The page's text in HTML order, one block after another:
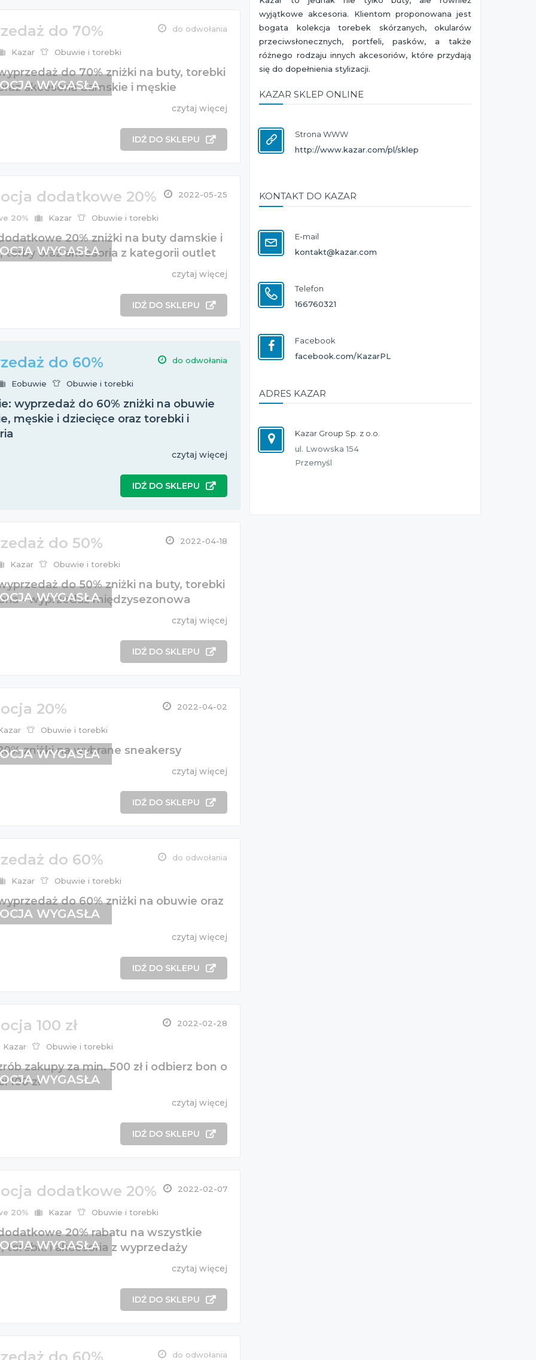
do 70% do odwołania
Kazar Obuwie i torebki
do 70% zniżki na buty, torebki
akcesoria damskie i męskie
czytaj więcej
IDŹ DO SKLEPU
WYGASŁA
dodatkowe 20% 2022-05-25
20% Kazar Obuwie i torebki
20% zniżki na buty damskie i
torby oraz akcesoria z kategorii outlet
czytaj więcej
IDŹ DO SKLEPU
WYGASŁA
do 60% do odwołania
Eobuwie Obuwie i torebki
wyprzedaż do 60% zniżki na obuwie
męskie i dziecięce oraz torebki i
czytaj więcej
IDŹ DO SKLEPU
do 50% 2022-04-18
Kazar Obuwie i torebki
do 50% zniżki na buty, torebki
- wyprzedaż międzysezonowa
czytaj więcej
IDŹ DO SKLEPU
WYGASŁA
20% 2022-04-02
Obuwie i torebki
zniżki na wybrane sneakersy
czytaj więcej
IDŹ DO SKLEPU
WYGASŁA
do 60% do odwołania
Kazar Obuwie i torebki
do 60% zniżki na obuwie oraz
czytaj więcej
IDŹ DO SKLEPU
WYGASŁA
100 zł 2022-02-28
Kazar Obuwie i torebki
zakupy za min. 500 zł i odbierz bon o
100 zł
czytaj więcej
IDŹ DO SKLEPU
WYGASŁA
dodatkowe 20% 2022-02-07
20% Kazar Obuwie i torebki
20% rabatu na wszystkie
torebki i akcesoria z wyprzedaży
czytaj więcej
IDŹ DO SKLEPU
WYGASŁA
do odwołania
wyjątkowe akcesoria. Klientom proponowana jest
bogata kolekcja torebek skórzanych, okularów
przeciwsłonecznych, portfeli, pasków, a także
różnego rodzaju innych akcesoriów, które przydają
się do dopełnienia stylizacji.
KAZAR SKLEP ONLINE
Strona WWW
http://www.kazar.com/pl/sklep
KONTAKT DO KAZAR
E-mail
kontakt@kazar.com
Telefon
166760321
Facebook
facebook.com/KazarPL
ADRES KAZAR
Kazar Group Sp. z o.o.
ul. Lwowska 154
Przemyśl